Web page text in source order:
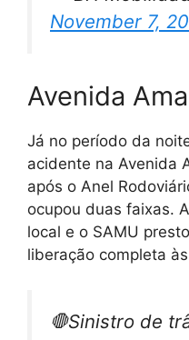
November 7,
Avenida
Já no período da
acidente na Avenida
após o Anel
ocupou duas faixas.
local e o SAMU
liberação completa às
🛑Sinistro de